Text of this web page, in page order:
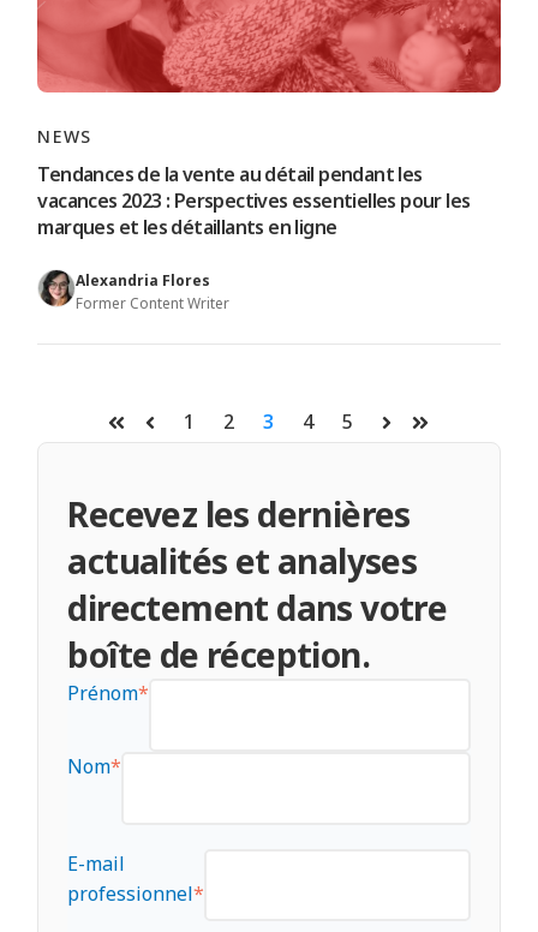
NEWS
Tendances de la vente au détail pendant les
vacances 2023 : Perspectives essentielles pour les
marques et les détaillants en ligne
Alexandria Flores
Former Content Writer
Premier
Précédent
1 2 3 4 5
SuivantDernier
Recevez les dernières
actualités et analyses
directement dans votre
boîte de réception.
Prénom*
Nom*
E-mail
professionnel*